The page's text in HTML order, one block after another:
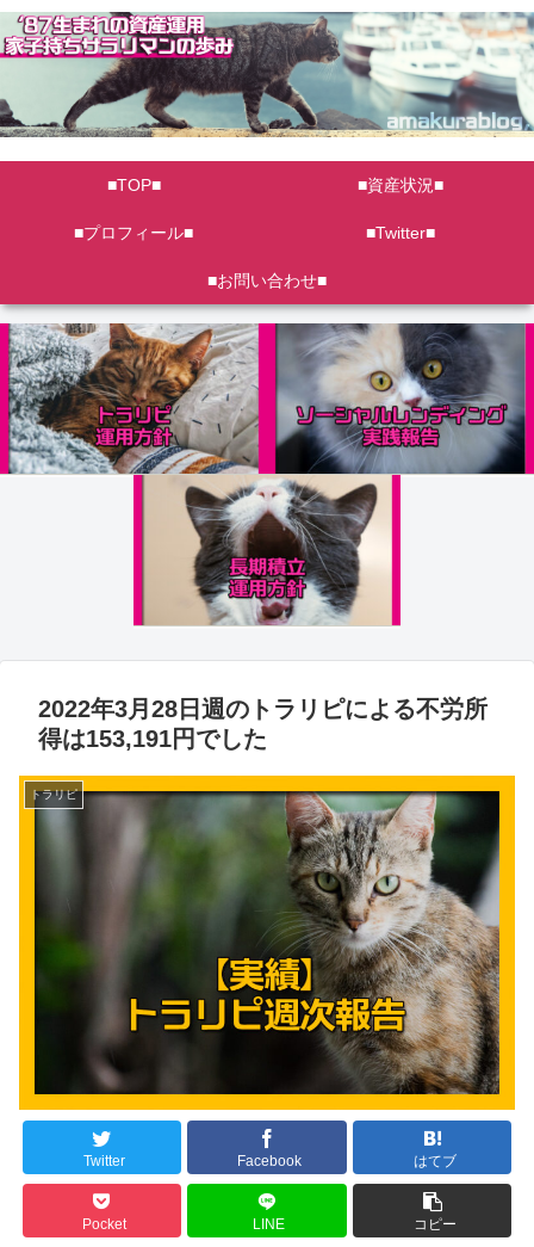
■TOP■ ■資産状況■
■プロフィール■ ■Twitter■
■お問い合わせ■
2022年3月28日週のトラリピによる不労所
得は153,191円でした
トラリピ
Twitter Facebook はてブ
Pocket LINE コピー